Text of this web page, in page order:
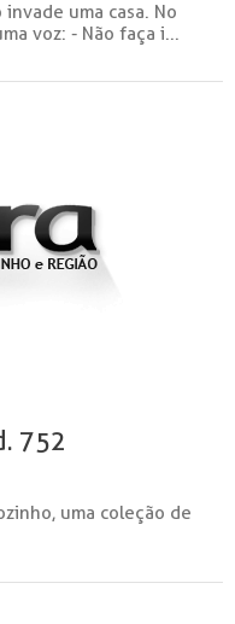
uma casa. No
voz: - Não faça i...
752
uma coleção de